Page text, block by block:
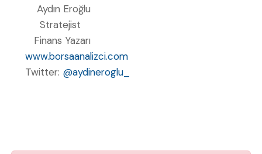
Aydın Eroğlu
Stratejist
Finans Yazarı
www.borsaanalizci.com
Twitter: @aydineroglu_